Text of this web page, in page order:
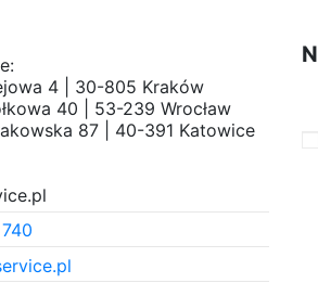
4 | 30-805 Kraków
40 | 53-239 Wrocław
87 | 40-391 Katowice